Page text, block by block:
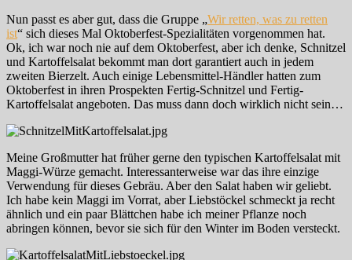
Nun passt es aber gut, dass die Gruppe „Wir retten, was zu retten
ist“ sich dieses Mal Oktoberfest-Spezialitäten vorgenommen hat.
Ok, ich war noch nie auf dem Oktoberfest, aber ich denke, Schnitzel
und Kartoffelsalat bekommt man dort garantiert auch in jedem
zweiten Bierzelt. Auch einige Lebensmittel-Händler hatten zum
Oktoberfest in ihren Prospekten Fertig-Schnitzel und Fertig-
Kartoffelsalat angeboten. Das muss dann doch wirklich nicht sein…
Meine Großmutter hat früher gerne den typischen Kartoffelsalat mit
Maggi-Würze gemacht. Interessanterweise war das ihre einzige
Verwendung für dieses Gebräu. Aber den Salat haben wir geliebt.
Ich habe kein Maggi im Vorrat, aber Liebstöckel schmeckt ja recht
ähnlich und ein paar Blättchen habe ich meiner Pflanze noch
abringen können, bevor sie sich für den Winter im Boden versteckt.